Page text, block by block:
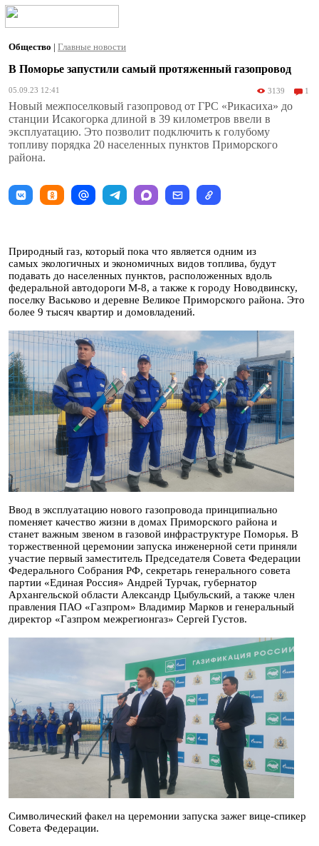
Общество | Главные новости
В Поморье запустили самый протяженный газопровод
05.09.23 12:41 3139 1
Новый межпоселковый газопровод от ГРС «Рикасиха» до
станции Исакогорка длиной в 39 километров ввели в
эксплуатацию. Это позволит подключить к голубому
топливу порядка 20 населенных пунктов Приморского
района.
Природный газ, который пока что является одним из
самых экологичных и экономичных видов топлива, будут
подавать до населенных пунктов, расположенных вдоль
федеральной автодороги М-8, а также к городу Новодвинску,
поселку Васьково и деревне Великое Приморского района. Это
более 9 тысяч квартир и домовладений.
Ввод в эксплуатацию нового газопровода принципиально
поменяет качество жизни в домах Приморского района и
станет важным звеном в газовой инфраструктуре Поморья. В
торжественной церемонии запуска инженерной сети приняли
участие первый заместитель Председателя Совета Федерации
Федерального Собрания РФ, секретарь генерального совета
партии «Единая Россия» Андрей Турчак, губернатор
Архангельской области Александр Цыбульский, а также член
правления ПАО «Газпром» Владимир Марков и генеральный
директор «Газпром межрегионгаз» Сергей Густов.
Символический факел на церемонии запуска зажег вице-спикер
Совета Федерации.